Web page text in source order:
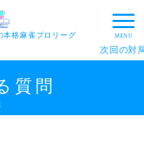
本格麻雀プロリーグ
次回の対局
質問